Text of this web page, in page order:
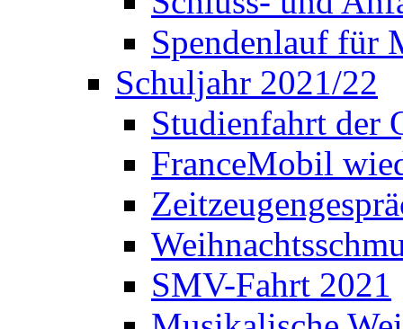
Spendenlauf für
Schuljahr 2021/22
Studienfahrt der
FranceMobil
SMV-Fahrt 2021